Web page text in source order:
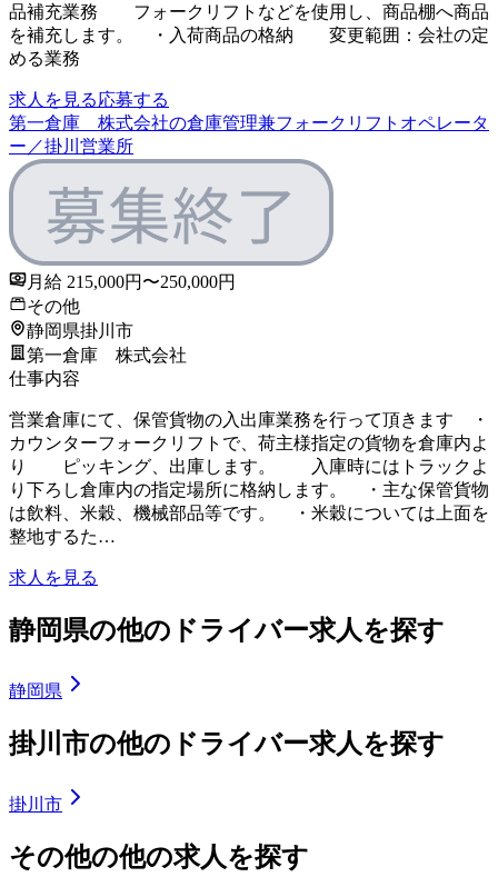
品補充業務 フォークリフトなどを使用し、商品棚へ商品
を補充します。 ・入荷商品の格納 変更範囲：会社の定
める業務
求人を見る応募する
第一倉庫 株式会社の倉庫管理兼フォークリフトオペレータ
ー／掛川営業所
月給 215,000円〜250,000円
その他
静岡県掛川市
第一倉庫 株式会社
仕事内容
営業倉庫にて、保管貨物の入出庫業務を行って頂きます ・
カウンターフォークリフトで、荷主様指定の貨物を倉庫内よ
り ピッキング、出庫します。 入庫時にはトラックよ
り下ろし倉庫内の指定場所に格納します。 ・主な保管貨物
は飲料、米穀、機械部品等です。 ・米穀については上面を
整地するた…
求人を見る
静岡県の他のドライバー求人を探す
静岡県
掛川市の他のドライバー求人を探す
掛川市
その他の他の求人を探す